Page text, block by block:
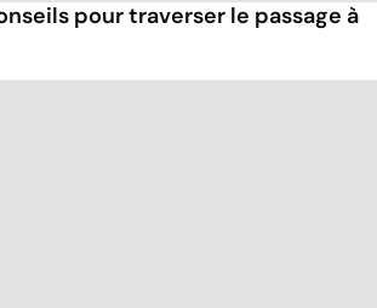
pour traverser le passage à